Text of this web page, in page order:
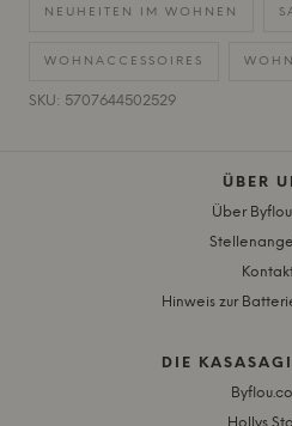
NEUHEITEN IM WOHNEN
WOHNACCESSOIRES
SKU: 5707644502529
ÜBER
Über
Hinweis zur
DIE
Hollys